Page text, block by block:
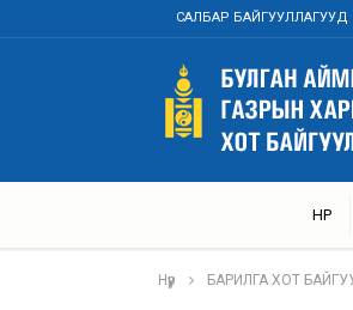
САЛБАР БАЙГУУЛЛАГУУД
НҮҮР
Нүүр БАРИЛГА ХОТ